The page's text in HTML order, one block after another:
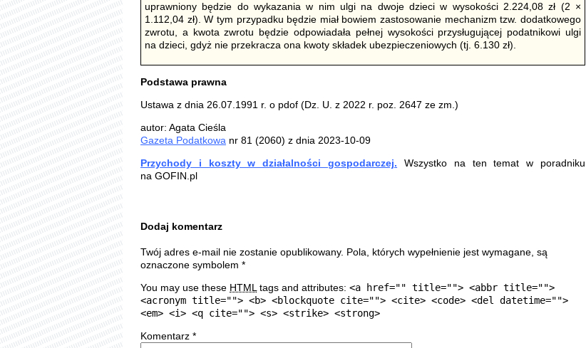
uprawniony będzie do wykazania w nim ulgi na dwoje dzieci w wysokości 2.224,08 zł (2 ×
1.112,04 zł). W tym przypadku będzie miał bowiem zastosowanie mechanizm tzw. dodatkowego
zwrotu, a kwota zwrotu będzie odpowiadała pełnej wysokości przysługującej podatnikowi ulgi
na dzieci, gdyż nie przekracza ona kwoty składek ubezpieczeniowych (tj. 6.130 zł).
Podstawa prawna
Ustawa z dnia 26.07.1991 r. o pdof (Dz. U. z 2022 r. poz. 2647 ze zm.)
autor: Agata Cieśla
Gazeta Podatkowa nr 81 (2060) z dnia 2023-10-09
Przychody i koszty w działalności gospodarczej. Wszystko na ten temat w poradniku
na GOFIN.pl
Dodaj komentarz
Twój adres e-mail nie zostanie opublikowany. Pola, których wypełnienie jest wymagane, są
oznaczone symbolem *
You may use these HTMLtags and attributes: <a href="" title=""> <abbr title="">
<acronym title=""> <b> <blockquote cite=""> <cite> <code> <del datetime="">
<em> <i> <q cite=""> <s> <strike> <strong>
Komentarz *